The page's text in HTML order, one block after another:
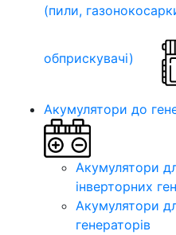
(пили,
обприскувачі)
Акумулятори до
Акумулятори
інверторних
Акумулятори
генераторів